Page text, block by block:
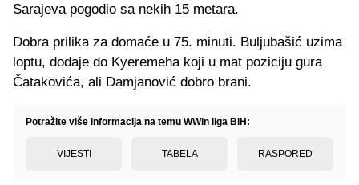
Sarajeva pogodio sa nekih 15 metara.
Dobra prilika za domaće u 75. minuti. Buljubašić uzima
loptu, dodaje do Kyeremeha koji u mat poziciju gura
Čatakovića, ali Damjanović dobro brani.
Potražite više informacija na temu WWin liga BiH:
VIJESTI TABELA RASPORED